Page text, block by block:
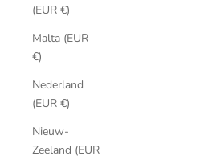
(EUR €)
Malta (EUR
€)
Nederland
(EUR €)
Nieuw-
Zeeland (EUR